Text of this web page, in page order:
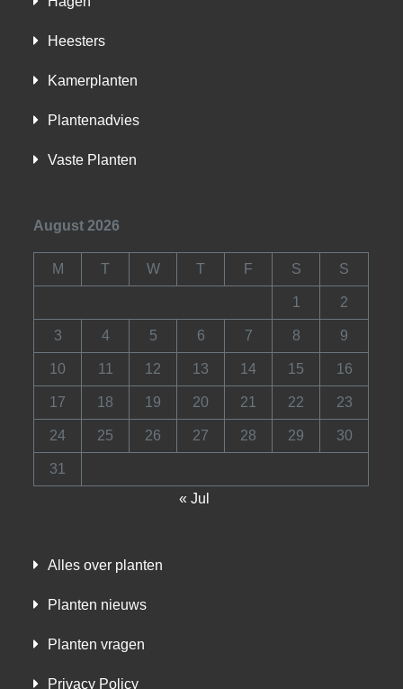
Heesters
Kamerplanten
Plantenadvies
Vaste Planten
August 2026
M T W T F S S
1 2
3 4 5 6 7 8 9
10 11 12 13 14 15 16
17 18 19 20 21 22 23
24 25 26 27 28 29 30
31
« Jul
Alles over planten
Planten nieuws
Planten vragen
Privacy Policy